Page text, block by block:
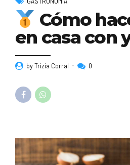
Cómo
en casa con
by Trizia Corral 0